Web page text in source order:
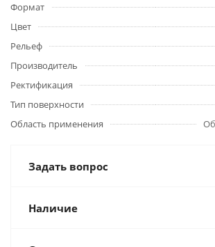
Формат
Цвет
Рельеф
Производитель
Ректификация
Тип поверхности
Область применения
Задать вопрос
Наличие